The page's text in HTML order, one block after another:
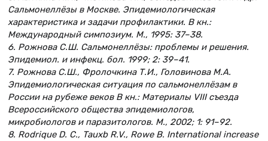
Сальмонеллёзы в Москве. Эпидемиологическая
характеристика и задачи профилактики. В кн.:
Международный симпозиум. М., 1995: 37–38.
6. Рожнова С.Ш. Сальмонеллёзы: проблемы и решения.
Эпидемиол. и инфекц. бол. 1999; 2: 39–41.
7. Рожнова С.Ш., Фролочкина Т.И., Головинова М.А.
Эпидемиологическая ситуация по сальмонеллёзам в
России на рубеже веков В кн.: Материалы VIII съезда
Всероссийского общества эпидемиологов,
микробиологов и паразитологов. М., 2002; 1: 91–92.
8. Rodrique D. C., Tauxb R.V., Rowe B. International increase